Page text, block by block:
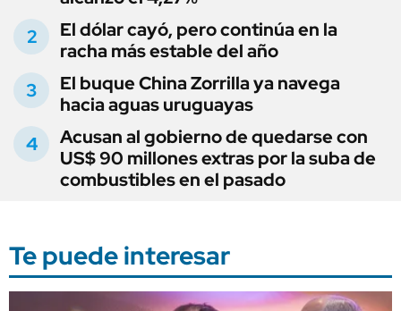
El dólar cayó, pero continúa en la
racha más estable del año
El buque China Zorrilla ya navega
hacia aguas uruguayas
Acusan al gobierno de quedarse con
US$ 90 millones extras por la suba de
combustibles en el pasado
Te puede interesar